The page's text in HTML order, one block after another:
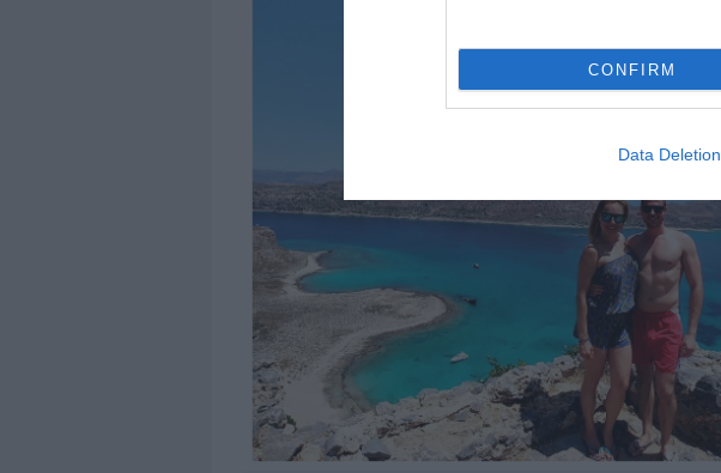
CONFIRM
Data Deletion